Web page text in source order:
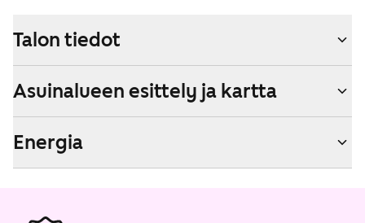
Talon tiedot
Asuinalueen esittely ja kartta
Energia